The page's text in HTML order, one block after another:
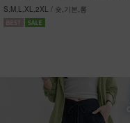
완전정복 팬츠
S,M,L,XL,2XL / 숏,기본,롱